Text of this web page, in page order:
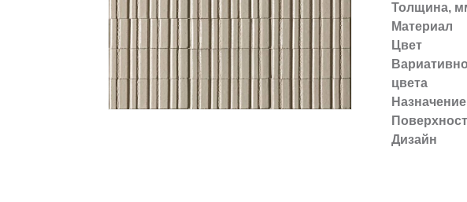
Толщина,
Материал
Цвет
цвета
Назначение
Дизайн